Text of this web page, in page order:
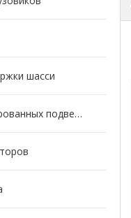
шасси
Серия сбалансированных подвесок